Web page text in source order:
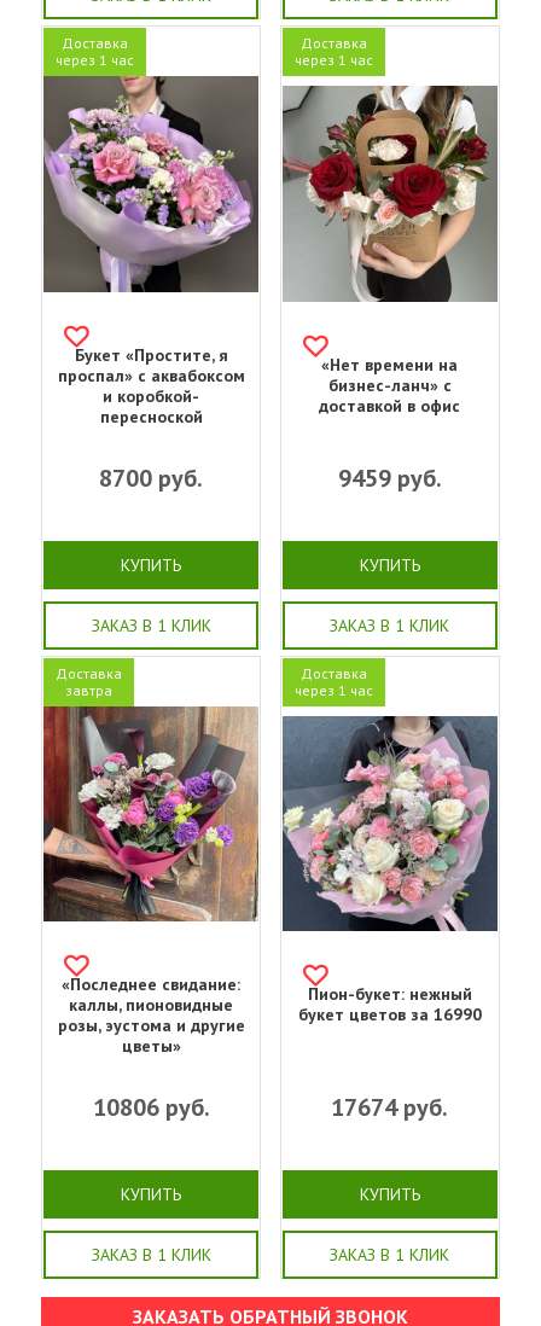
Доставка
через 1 час
Букет «‎Простите, я
проспал»‎ с аквабоксом
и коробкой-
пересноской
8700 руб.
КУПИТЬ
ЗАКАЗ В 1 КЛИК
Доставка
через 1 час
«Нет времени на
бизнес-ланч» с
доставкой в офис
9459руб.
КУПИТЬ
ЗАКАЗ В 1 КЛИК
Доставка
завтра
«Последнее свидание:
каллы, пионовидные
розы, эустома и другие
цветы»
10806руб.
КУПИТЬ
ЗАКАЗ В 1 КЛИК
Доставка
через 1 час
Пион-букет: нежный
букет цветов за 16990
17674руб.
КУПИТЬ
ЗАКАЗ В 1 КЛИК
ЗАКАЗАТЬ ОБРАТНЫЙ ЗВОНОК